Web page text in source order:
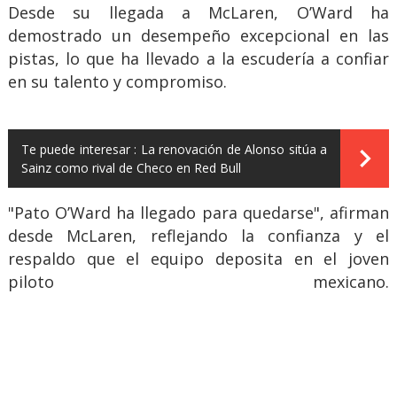
Desde su llegada a McLaren, O’Ward ha
demostrado un desempeño excepcional en las
pistas, lo que ha llevado a la escudería a confiar
en su talento y compromiso.
Te puede interesar : La renovación de Alonso sitúa a
Sainz como rival de Checo en Red Bull
"Pato O’Ward ha llegado para quedarse", afirman
desde McLaren, reflejando la confianza y el
respaldo que el equipo deposita en el joven
piloto mexicano.